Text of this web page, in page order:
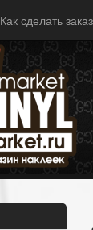
Как сделать заказ